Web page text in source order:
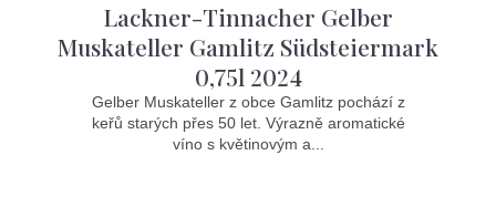
Lackner-Tinnacher Gelber
Muskateller Gamlitz Südsteiermark
0,75l 2024
Gelber Muskateller z obce Gamlitz pochází z
keřů starých přes 50 let. Výrazně aromatické
víno s květinovým a...